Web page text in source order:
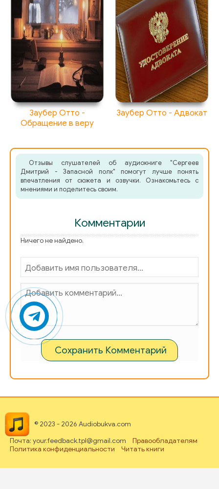
Заубер Отто -
Обращение в веру
Заубер Отто - Адвокат
Отзывы слушателей об аудиокниге "Сергеев
Дмитрий - Запасной полк" помогут лучше понять
впечатления от сюжета и озвучки. Ознакомьтесь с
мнениями и поделитесь своим.
Комментарии
Ничего не найдено.
Сохранить Комментарий
© 2023 - 2026 Audiobukva.com
Почта: your.feedback.tpl@gmail.com
Правообладателям
Политика конфиденциальности
Читать книги